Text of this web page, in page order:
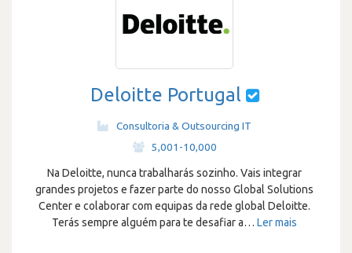
Deloitte Portugal
Consultoria & Outsourcing IT
5,001-10,000
Na Deloitte, nunca trabalharás sozinho. Vais integrar
grandes projetos e fazer parte do nosso Global Solutions
Center e colaborar com equipas da rede global Deloitte.
Terás sempre alguém para te desafiar a… Ler mais